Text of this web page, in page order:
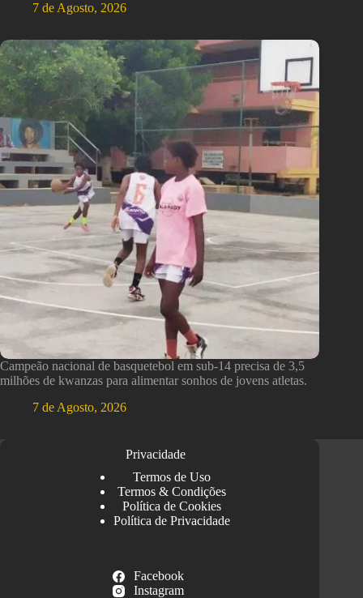
7 de Agosto, 2026
Campeão nacional de basquetebol em sub-14 precisa de 3,5
milhões de kwanzas para alimentar sonhos de jovens atletas.
7 de Agosto, 2026
Privacidade
Termos de Uso
Termos & Condições
Política de Cookies
Política de Privacidade
Facebook
Instagram